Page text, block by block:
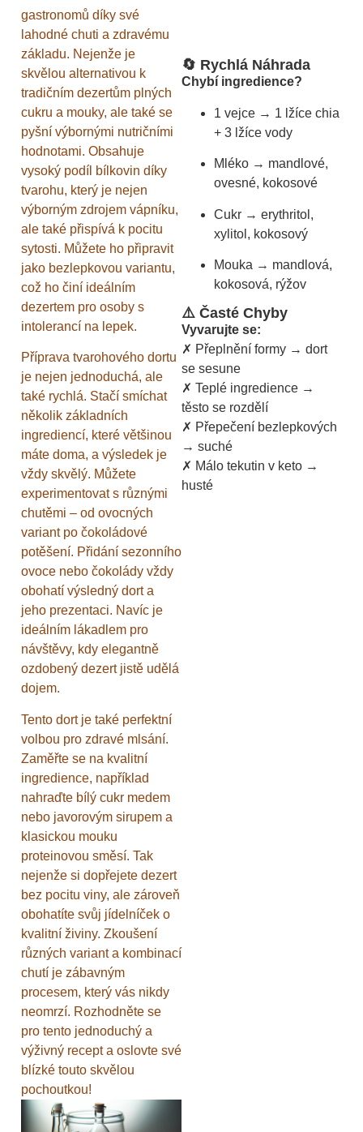
gastronomů díky své
lahodné chuti a zdravému
základu. Nejenže je
skvělou alternativou k
tradičním dezertům plných
cukru a mouky, ale také se
pyšní výbornými nutričními
hodnotami. Obsahuje
vysoký podíl bílkovin díky
tvarohu, který je nejen
výborným zdrojem vápníku,
ale také přispívá k pocitu
sytosti. Můžete ho připravit
jako bezlepkovou variantu,
což ho činí ideálním
dezertem pro osoby s
intolerancí na lepek.
Příprava tvarohového dortu
je nejen jednoduchá, ale
také rychlá. Stačí smíchat
několik základních
ingrediencí, které většinou
máte doma, a výsledek je
vždy skvělý. Můžete
experimentovat s různými
chutěmi – od ovocných
variant po čokoládové
potěšení. Přidání sezonního
ovoce nebo čokolády vždy
obohatí výsledný dort a
jeho prezentaci. Navíc je
ideálním lákadlem pro
návštěvy, kdy elegantně
ozdobený dezert jistě udělá
dojem.
Tento dort je také perfektní
volbou pro zdravé mlsání.
Zaměřte se na kvalitní
ingredience, například
nahraďte bílý cukr medem
nebo javorovým sirupem a
klasickou mouku
proteinovou směsí. Tak
nejenže si dopřejete dezert
bez pocitu viny, ale zároveň
obohatíte svůj jídelníček o
kvalitní živiny. Zkoušení
různých variant a kombinací
chutí je zábavným
procesem, který vás nikdy
neomrzí. Rozhodněte se
pro tento jednoduchý a
výživný recept a oslovte své
blízké touto skvělou
pochoutkou!
🔄 Rychlá Náhrada
Chybí ingredience?
1 vejce → 1 lžíce chia
+ 3 lžíce vody
Mléko → mandlové,
ovesné, kokosové
Cukr → erythritol,
xylitol, kokosový
Mouka → mandlová,
kokosová, rýžov
⚠️ Časté Chyby
Vyvarujte se:
✗ Přeplnění formy → dort
se sesune
✗ Teplé ingredience →
těsto se rozdělí
✗ Přepečení bezlepkových
→ suché
✗ Málo tekutin v keto →
husté